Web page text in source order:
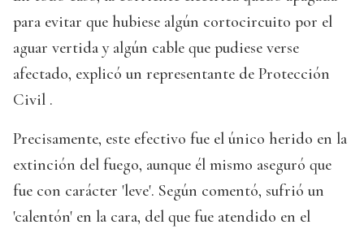
para evitar que hubiese algún cortocircuito por el
aguar vertida y algún cable que pudiese verse
afectado, explicó un representante de Protección
Civil .
Precisamente, este efectivo fue el único herido en la
extinción del fuego, aunque él mismo aseguró que
fue con carácter 'leve'. Según comentó, sufrió un
'calentón' en la cara, del que fue atendido en el